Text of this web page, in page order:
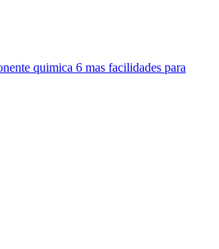
quimica 6 mas facilidades para